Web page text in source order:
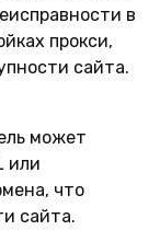
в
прокси,
сайта.
может
или
что
сайта.